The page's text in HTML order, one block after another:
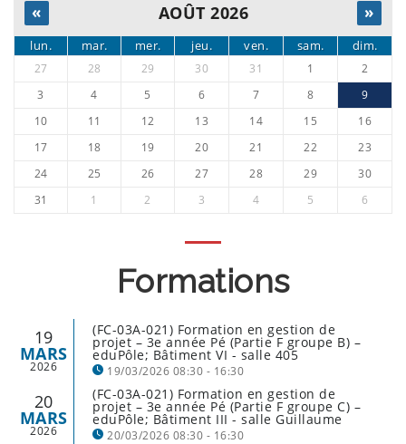
« AOÛT 2026 »
lun. mar. mer. jeu. ven. sam. dim.
27 28 29 30 31 1
2
3
4 5 6 7 8
9
10
11 12 13 14 15
16
17
18 19 20 21 22
23
24
25 26 27 28 29
30
31
1 2 3 4 5 6
Formations
19
MARS
2026
(FC-03A-021) Formation en gestion de
projet – 3e année Pé (Partie F groupe B) –
eduPôle; Bâtiment VI - salle 405
19/03/2026 08:30 - 16:30
20
MARS
2026
(FC-03A-021) Formation en gestion de
projet – 3e année Pé (Partie F groupe C) –
eduPôle; Bâtiment III - salle Guillaume
20/03/2026 08:30 - 16:30